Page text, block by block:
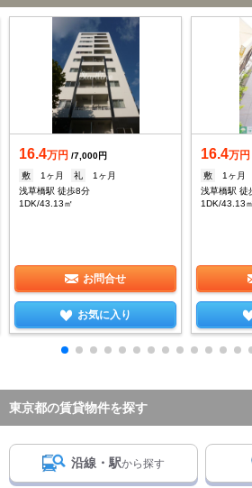
16.4万円 /7,000円
敷
1ヶ月 礼
1ヶ月
浅草橋駅 徒歩8分
1DK/43.13㎡
お問合せ
お気に入り
16.4万円
敷
1ヶ月
浅草橋駅 徒
1DK/43.13
東京都の賃貸物件を探す
沿線・駅から探す